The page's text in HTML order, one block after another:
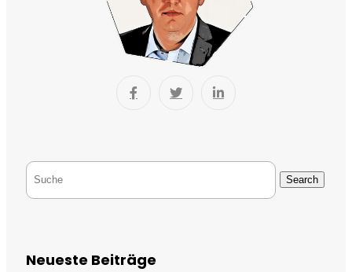
Search
Neueste Beiträge